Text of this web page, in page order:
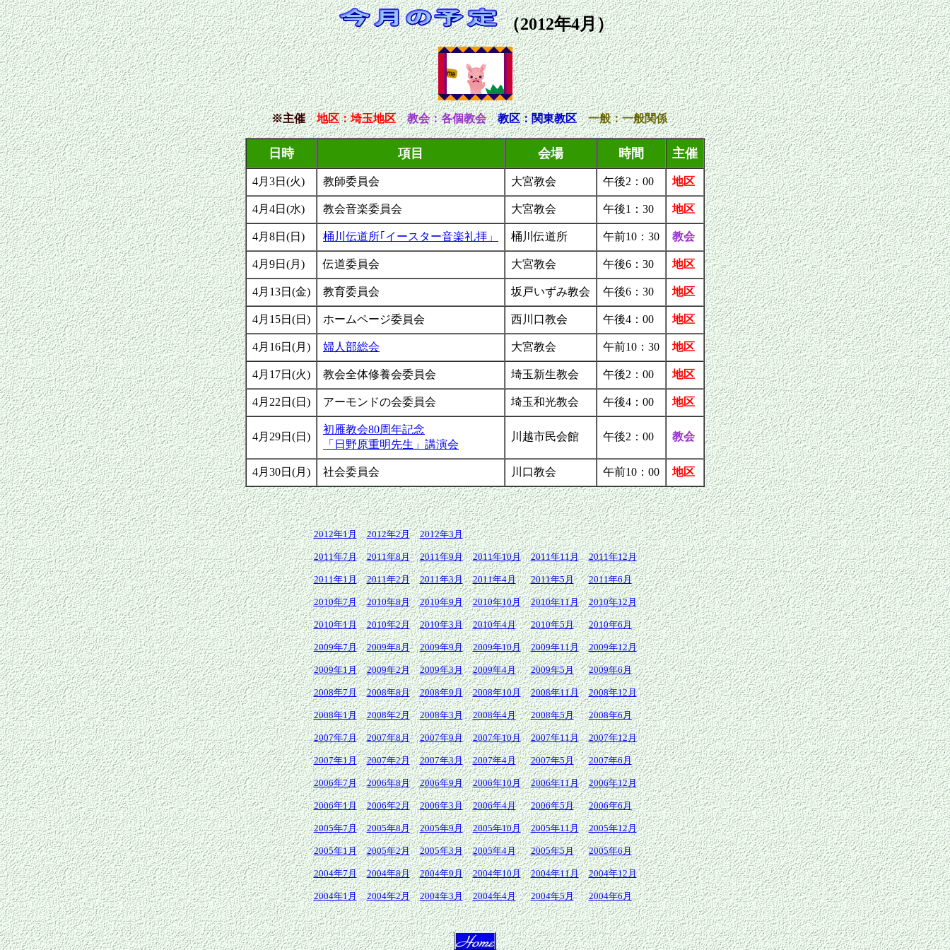
（2012年4月）
※主催 地区：埼玉地区 教会：各個教会 教区：関東教区 一般：一般関係
日時 項目 会場 時間 主催
4月3日(火) 教師委員会 大宮教会 午後2：00 地区
4月4日(水) 教会音楽委員会 大宮教会 午後1：30 地区
4月8日(日) 桶川伝道所｢イースター音楽礼拝」 桶川伝道所 午前10：30 教会
4月9日(月) 伝道委員会 大宮教会 午後6：30 地区
4月13日(金) 教育委員会 坂戸いずみ教会 午後6：30 地区
4月15日(日) ホームページ委員会 西川口教会 午後4：00 地区
4月16日(月) 婦人部総会 大宮教会 午前10：30 地区
4月17日(火) 教会全体修養会委員会 埼玉新生教会 午後2：00 地区
4月22日(日) アーモンドの会委員会 埼玉和光教会 午後4：00 地区
4月29日(日)
初雁教会80周年記念
「日野原重明先生」講演会
川越市民会館 午後2：00 教会
4月30日(月) 社会委員会 川口教会 午前10：00 地区
2012年1月 2012年2月 2012年3月
2011年7月 2011年8月 2011年9月 2011年10月 2011年11月 2011年12月
2011年1月 2011年2月 2011年3月 2011年4月 2011年5月 2011年6月
2010年7月 2010年8月 2010年9月 2010年10月 2010年11月 2010年12月
2010年1月 2010年2月 2010年3月 2010年4月 2010年5月 2010年6月
2009年7月 2009年8月 2009年9月 2009年10月 2009年11月 2009年12月
2009年1月 2009年2月 2009年3月 2009年4月 2009年5月 2009年6月
2008年7月 2008年8月 2008年9月 2008年10月 2008年11月 2008年12月
2008年1月 2008年2月 2008年3月 2008年4月 2008年5月 2008年6月
2007年7月 2007年8月 2007年9月 2007年10月 2007年11月 2007年12月
2007年1月 2007年2月 2007年3月 2007年4月 2007年5月 2007年6月
2006年7月 2006年8月 2006年9月 2006年10月 2006年11月 2006年12月
2006年1月 2006年2月 2006年3月 2006年4月 2006年5月 2006年6月
2005年7月 2005年8月 2005年9月 2005年10月 2005年11月 2005年12月
2005年1月 2005年2月 2005年3月 2005年4月 2005年5月 2005年6月
2004年7月 2004年8月 2004年9月 2004年10月 2004年11月 2004年12月
2004年1月 2004年2月 2004年3月 2004年4月 2004年5月 2004年6月